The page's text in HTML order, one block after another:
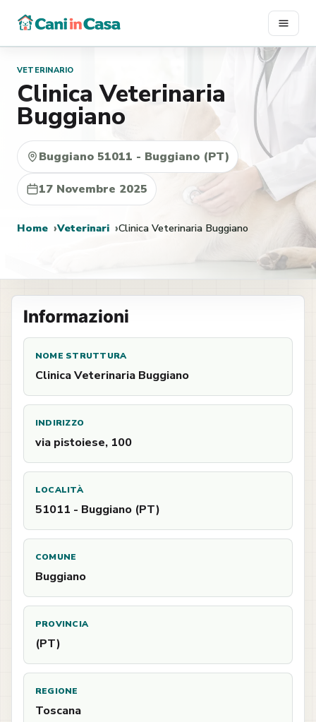
contenuto
VETERINARIO
Clinica Veterinaria
Buggiano
Buggiano 51011 - Buggiano (PT)
17 Novembre 2025
Home Veterinari Clinica Veterinaria Buggiano
Informazioni
NOME STRUTTURA
Clinica Veterinaria Buggiano
INDIRIZZO
via pistoiese, 100
LOCALITÀ
51011 - Buggiano (PT)
COMUNE
Buggiano
PROVINCIA
(PT)
REGIONE
Toscana